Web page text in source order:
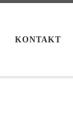
KONTAKT